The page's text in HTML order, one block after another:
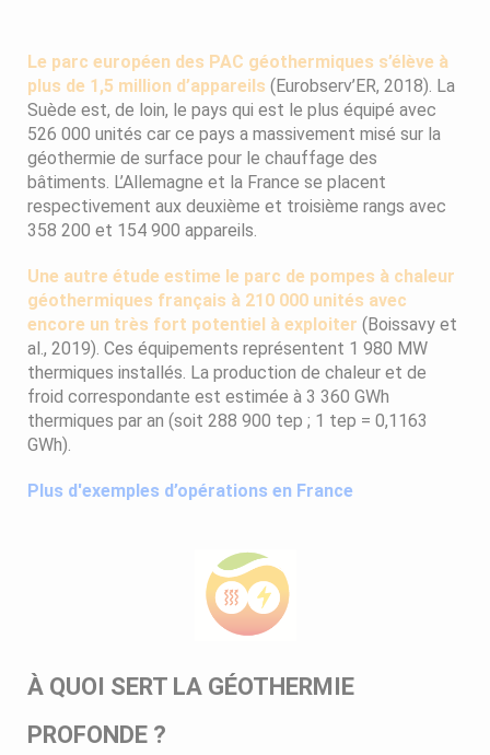
Le parc européen des PAC géothermiques s’élève à
plus de 1,5 million d’appareils (Eurobserv’ER, 2018). La
Suède est, de loin, le pays qui est le plus équipé avec
526 000 unités car ce pays a massivement misé sur la
géothermie de surface pour le chauffage des
bâtiments. L’Allemagne et la France se placent
respectivement aux deuxième et troisième rangs avec
358 200 et 154 900 appareils.
Une autre étude estime le parc de pompes à chaleur
géothermiques français à 210 000 unités avec
encore un très fort potentiel à exploiter (Boissavy et
al., 2019). Ces équipements représentent 1 980 MW
thermiques installés. La production de chaleur et de
froid correspondante est estimée à 3 360 GWh
thermiques par an (soit 288 900 tep ; 1 tep = 0,1163
GWh).
Plus d'exemples d’opérations en France
À QUOI SERT LA GÉOTHERMIE
PROFONDE ?